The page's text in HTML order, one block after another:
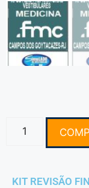
KIT REVISÃO